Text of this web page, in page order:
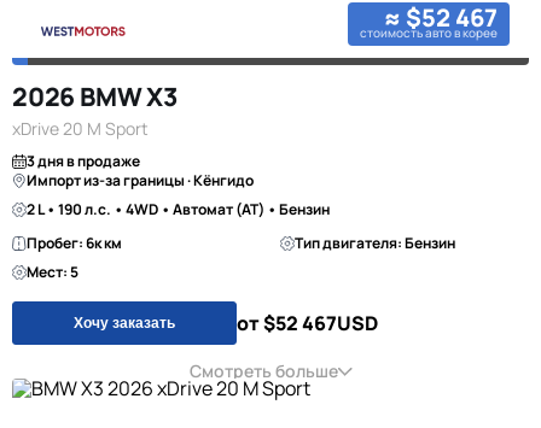
≈ $52 467
стоимость авто в корее
2026 BMW X3
xDrive 20 M Sport
3 дня в продаже
Импорт из-за границы · Кёнгидо
2 L • 190 л.с. • 4WD • Автомат (AT) • Бензин
Пробег: 6к км
Тип двигателя: Бензин
Мест: 5
Хочу заказать от $52 467USD
Смотреть больше